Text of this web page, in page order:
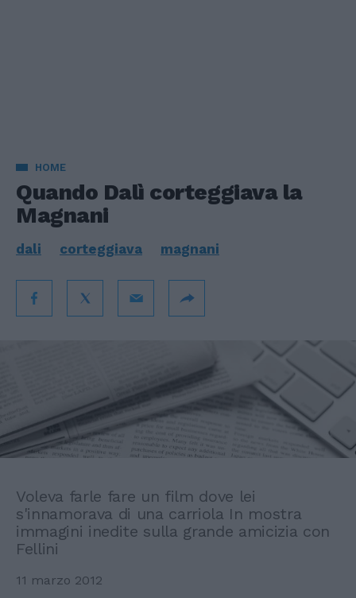
HOME
Quando Dalì corteggiava la
Magnani
dali corteggiava magnani
Voleva farle fare un film dove lei
s'innamorava di una carriola In mostra
immagini inedite sulla grande amicizia con
Fellini
11 marzo 2012